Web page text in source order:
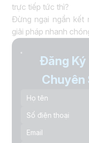
trực tiếp tức thì?
Đừng ngại ngần kết
giải pháp nhanh
Đăng Ký
Chuyên